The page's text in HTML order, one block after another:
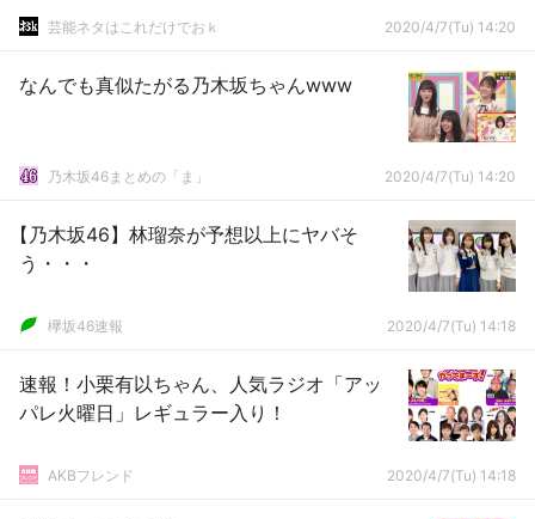
芸能ネタはこれだけでおｋ 2020/4/7(Tu) 14:20
なんでも真似たがる乃木坂ちゃんwww
乃木坂46まとめの「ま」 2020/4/7(Tu) 14:20
【乃木坂46】林瑠奈が予想以上にヤバそ
う・・・
欅坂46速報 2020/4/7(Tu) 14:18
速報！小栗有以ちゃん、人気ラジオ「アッ
パレ火曜日」レギュラー入り！
AKBフレンド 2020/4/7(Tu) 14:18